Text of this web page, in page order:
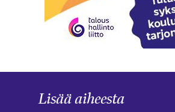
Lisää aiheesta